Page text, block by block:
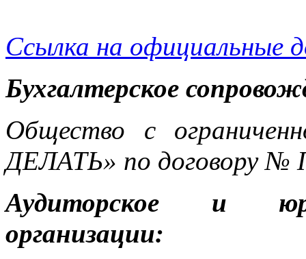
Ссылка на официальные
Бухгалтерское
Общество с
ДЕЛАТЬ» по договору
Аудиторское и
организации: